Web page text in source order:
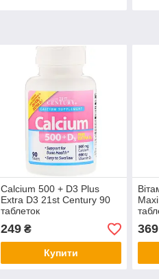
Calcium 500 + D3 Plus
Extra D3 21st Century 90
таблеток
249₴
Купити
369